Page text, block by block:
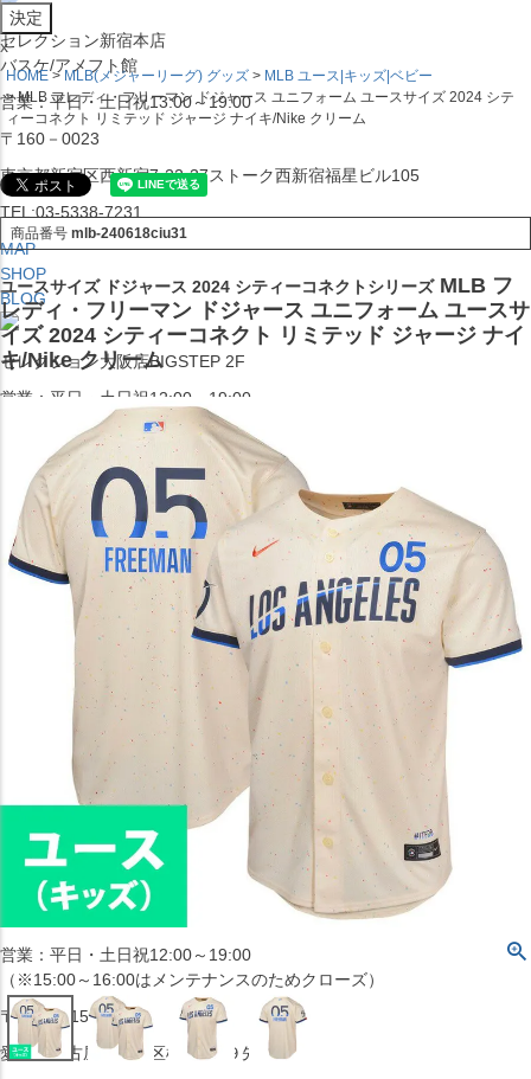
セレクション新宿本店
バスケ/アメフト館
営業：平日・土日祝13:00～19:00
〒160－0023
東京都新宿区西新宿7-22-37ストーク西新宿福星ビル105
TEL:03-5338-7231
MAP
SHOP
BLOG
セレクション大阪店BIGSTEP 2F
営業：平日・土日祝12:00～19:00
〒542-008
大阪府大阪市中央区西心斎橋1丁目6番14号
TEL:06-4708-3300
MAP
JR水道橋駅西口店
営業：土・日・祝日のみ 12:00-18:00
〒101-0061
東京都千代田区神田三崎町２丁目２２−１ 1F
MAP
SHOP
セレクション名古屋エスカ地下街店
営業：平日・土日祝12:00～19:00
（※15:00～16:00はメンテナンスのためクローズ）
〒453-0015
愛知県名古屋市中村区椿町６−９先
x
HOME MLB(メジャーリーグ) グッズ
MLB ユース|キッズ|ベビー
MLB フレディ・フリーマン ドジャース ユニフォーム ユースサイズ 2024 シテ
ィーコネクト リミテッド ジャージ ナイキ/Nike クリーム
商品番号 mlb-240618ciu31
ユースサイズ ドジャース 2024 シティーコネクトシリーズ MLB フ
レディ・フリーマン ドジャース ユニフォーム ユースサ
イズ 2024 シティーコネクト リミテッド ジャージ ナイ
キ/Nike クリーム